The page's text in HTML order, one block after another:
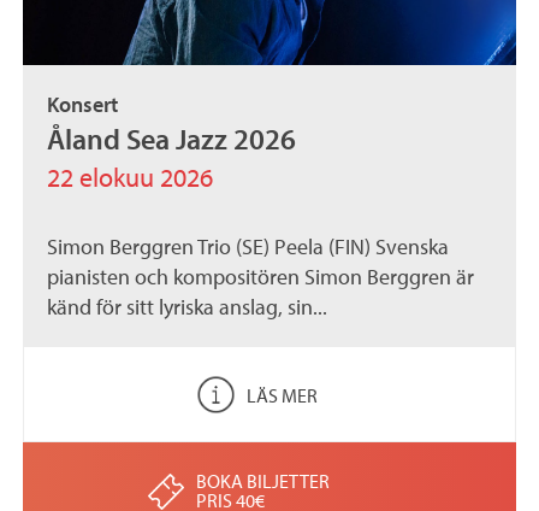
Konsert
Åland Sea Jazz 2026
22 elokuu 2026
Simon Berggren Trio (SE) Peela (FIN) Svenska
pianisten och kompositören Simon Berggren är
känd för sitt lyriska anslag, sin...
LÄS MER
BOKA BILJETTER
PRIS 40€